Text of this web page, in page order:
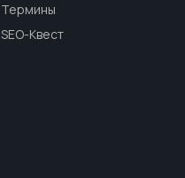
Термины
SEO-Квест